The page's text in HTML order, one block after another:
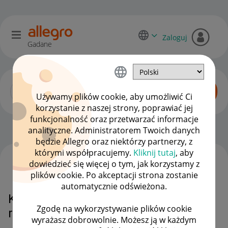
Używamy plików cookie, aby umożliwić Ci
korzystanie z naszej strony, poprawiać jej
funkcjonalność oraz przetwarzać informacje
analityczne. Administratorem Twoich danych
będzie Allegro oraz niektórzy partnerzy, z
którymi współpracujemy. Kliknij tutaj, aby
dowiedzieć się więcej o tym, jak korzystamy z
plików cookie. Po akceptacji strona zostanie
automatycznie odświeżona.
Zgodę na wykorzystywanie plików cookie
wyrażasz dobrowolnie. Możesz ją w każdym
Gadane
Zaloguj
Dyskusje kupujących OPCJE
Kupno dla osoby trzeciej a
reklamacja
WSZYSTKIE TEMATY